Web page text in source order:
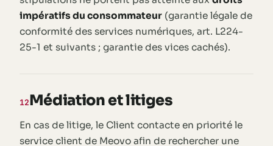
impératifs du consommateur (garantie légale de
conformité des services numériques, art. L224-
25-1 et suivants ; garantie des vices cachés).
12Médiation et litiges
En cas de litige, le Client contacte en priorité le
service client de Meovo afin de rechercher une